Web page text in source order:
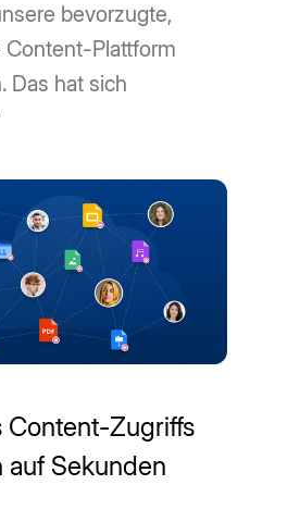
bevorzugte,
Content-Plattform
Das hat sich
Content-Zugriffs
auf Sekunden